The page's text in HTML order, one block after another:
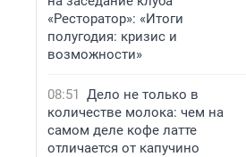
«Ресторатор»: «Итоги
полугодия: кризис и
возможности»
08:51 Дело не только в
количестве молока: чем на
самом деле кофе латте
отличается от капучино